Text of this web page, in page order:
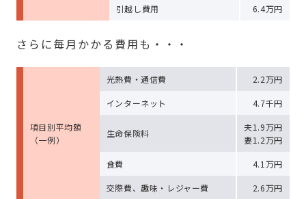
引越し費用 6.4万円
さらに毎月かかる費用も・・・
項目別平均額
（一例）
光熱費・通信費 2.2万円
インターネット 4.7千円
生命保険料
夫1.9万円
妻1.2万円
食費 4.1万円
交際費、趣味・レジャー費 2.6万円